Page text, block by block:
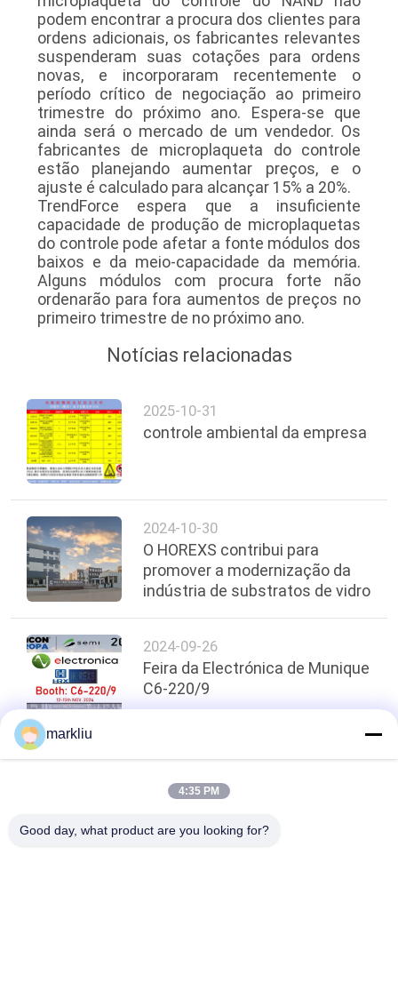
podem encontrar a procura dos clientes para
ordens adicionais, os fabricantes relevantes
suspenderam suas cotações para ordens
novas, e incorporaram recentemente o
período crítico de negociação ao primeiro
trimestre do próximo ano. Espera-se que
ainda será o mercado de um vendedor. Os
fabricantes de microplaqueta do controle
estão planejando aumentar preços, e o
ajuste é calculado para alcançar 15% a 20%.
TrendForce espera que a insuficiente
capacidade de produção de microplaquetas
do controle pode afetar a fonte módulos dos
baixos e da meio-capacidade da memória.
Alguns módulos com procura forte não
ordenarão para fora aumentos de preços no
primeiro trimestre de no próximo ano.
Notícias relacionadas
2025-10-31
controle ambiental da empresa
2024-10-30
O HOREXS contribui para
promover a modernização da
indústria de substratos de vidro
2024-09-26
Feira da Electrónica de Munique
C6-220/9
topo
markliu
4:35 PM
Good day, what product are you looking for?